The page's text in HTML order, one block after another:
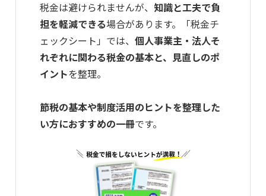
税金は避けられませんが、 知識と工夫で負
担を軽減できる場合があります。「税金チ
ェックシート」では、 個人事業主・法人そ
れぞれに関わる税金の基本と、見直しのポ
イントを整理。
節税の基本や制度活用のヒントを整理した
い方におすすめの一冊です。